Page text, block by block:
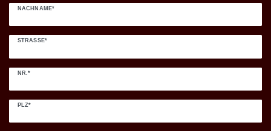
NACHNAME*
STRASSE*
NR.*
PLZ*